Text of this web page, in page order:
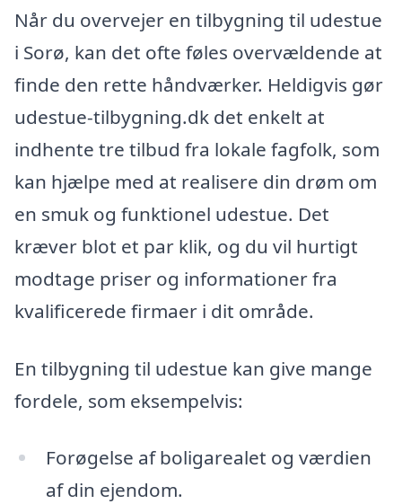
Når du overvejer en tilbygning til udestue
i Sorø, kan det ofte føles overvældende at
finde den rette håndværker. Heldigvis gør
udestue-tilbygning.dk det enkelt at
indhente tre tilbud fra lokale fagfolk, som
kan hjælpe med at realisere din drøm om
en smuk og funktionel udestue. Det
kræver blot et par klik, og du vil hurtigt
modtage priser og informationer fra
kvalificerede firmaer i dit område.
En tilbygning til udestue kan give mange
fordele, som eksempelvis:
Forøgelse af boligarealet og værdien
af din ejendom.